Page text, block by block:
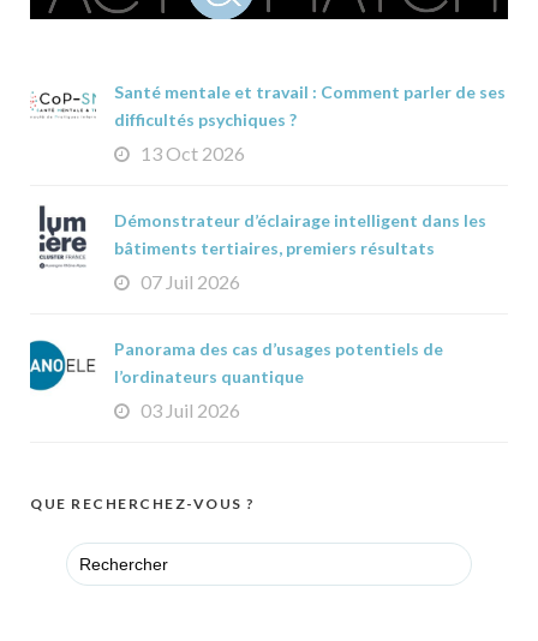
Santé mentale et travail : Comment parler de ses
difficultés psychiques ?
13 Oct 2026
Démonstrateur d’éclairage intelligent dans les
bâtiments tertiaires, premiers résultats
07 Juil 2026
Panorama des cas d’usages potentiels de
l’ordinateurs quantique
03 Juil 2026
QUE RECHERCHEZ-VOUS ?
Search
for: